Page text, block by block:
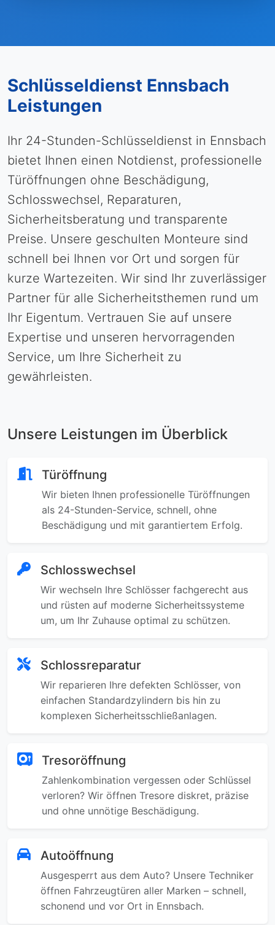
Schlüsseldienst Ennsbach
Leistungen
Ihr 24-Stunden-Schlüsseldienst in Ennsbach
bietet Ihnen einen Notdienst, professionelle
Türöffnungen ohne Beschädigung,
Schlosswechsel, Reparaturen,
Sicherheitsberatung und transparente
Preise. Unsere geschulten Monteure sind
schnell bei Ihnen vor Ort und sorgen für
kurze Wartezeiten. Wir sind Ihr zuverlässiger
Partner für alle Sicherheitsthemen rund um
Ihr Eigentum. Vertrauen Sie auf unsere
Expertise und unseren hervorragenden
Service, um Ihre Sicherheit zu
gewährleisten.
Unsere Leistungen im Überblick
Türöffnung
Wir bieten Ihnen professionelle Türöffnungen
als 24-Stunden-Service, schnell, ohne
Beschädigung und mit garantiertem Erfolg.
Schlosswechsel
Wir wechseln Ihre Schlösser fachgerecht aus
und rüsten auf moderne Sicherheitssysteme
um, um Ihr Zuhause optimal zu schützen.
Schlossreparatur
Wir reparieren Ihre defekten Schlösser, von
einfachen Standardzylindern bis hin zu
komplexen Sicherheitsschließanlagen.
Tresoröffnung
Zahlenkombination vergessen oder Schlüssel
verloren? Wir öffnen Tresore diskret, präzise
und ohne unnötige Beschädigung.
Autoöffnung
Ausgesperrt aus dem Auto? Unsere Techniker
öffnen Fahrzeugtüren aller Marken – schnell,
schonend und vor Ort in Ennsbach.